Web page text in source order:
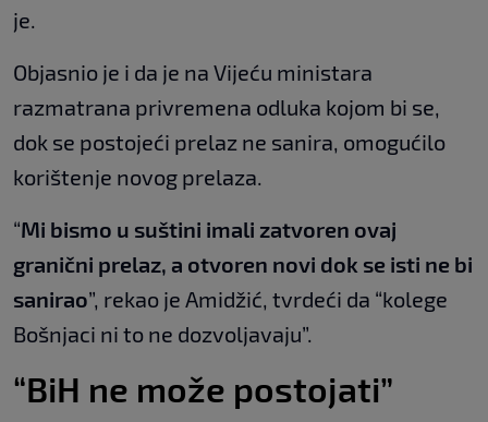
je.
Objasnio je i da je na Vijeću ministara
razmatrana privremena odluka kojom bi se,
dok se postojeći prelaz ne sanira, omogućilo
korištenje novog prelaza.
“Mi bismo u suštini imali zatvoren ovaj
granični prelaz, a otvoren novi dok se isti ne bi
sanirao”, rekao je Amidžić, tvrdeći da “kolege
Bošnjaci ni to ne dozvoljavaju”.
“BiH ne može postojati”